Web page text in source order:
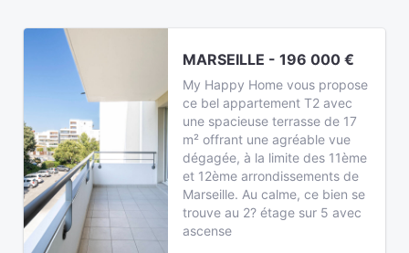
MARSEILLE - 196 000 €
My Happy Home vous propose
ce bel appartement T2 avec
une spacieuse terrasse de 17
m² offrant une agréable vue
dégagée, à la limite des 11ème
et 12ème arrondissements de
Marseille. Au calme, ce bien se
trouve au 2? étage sur 5 avec
ascense